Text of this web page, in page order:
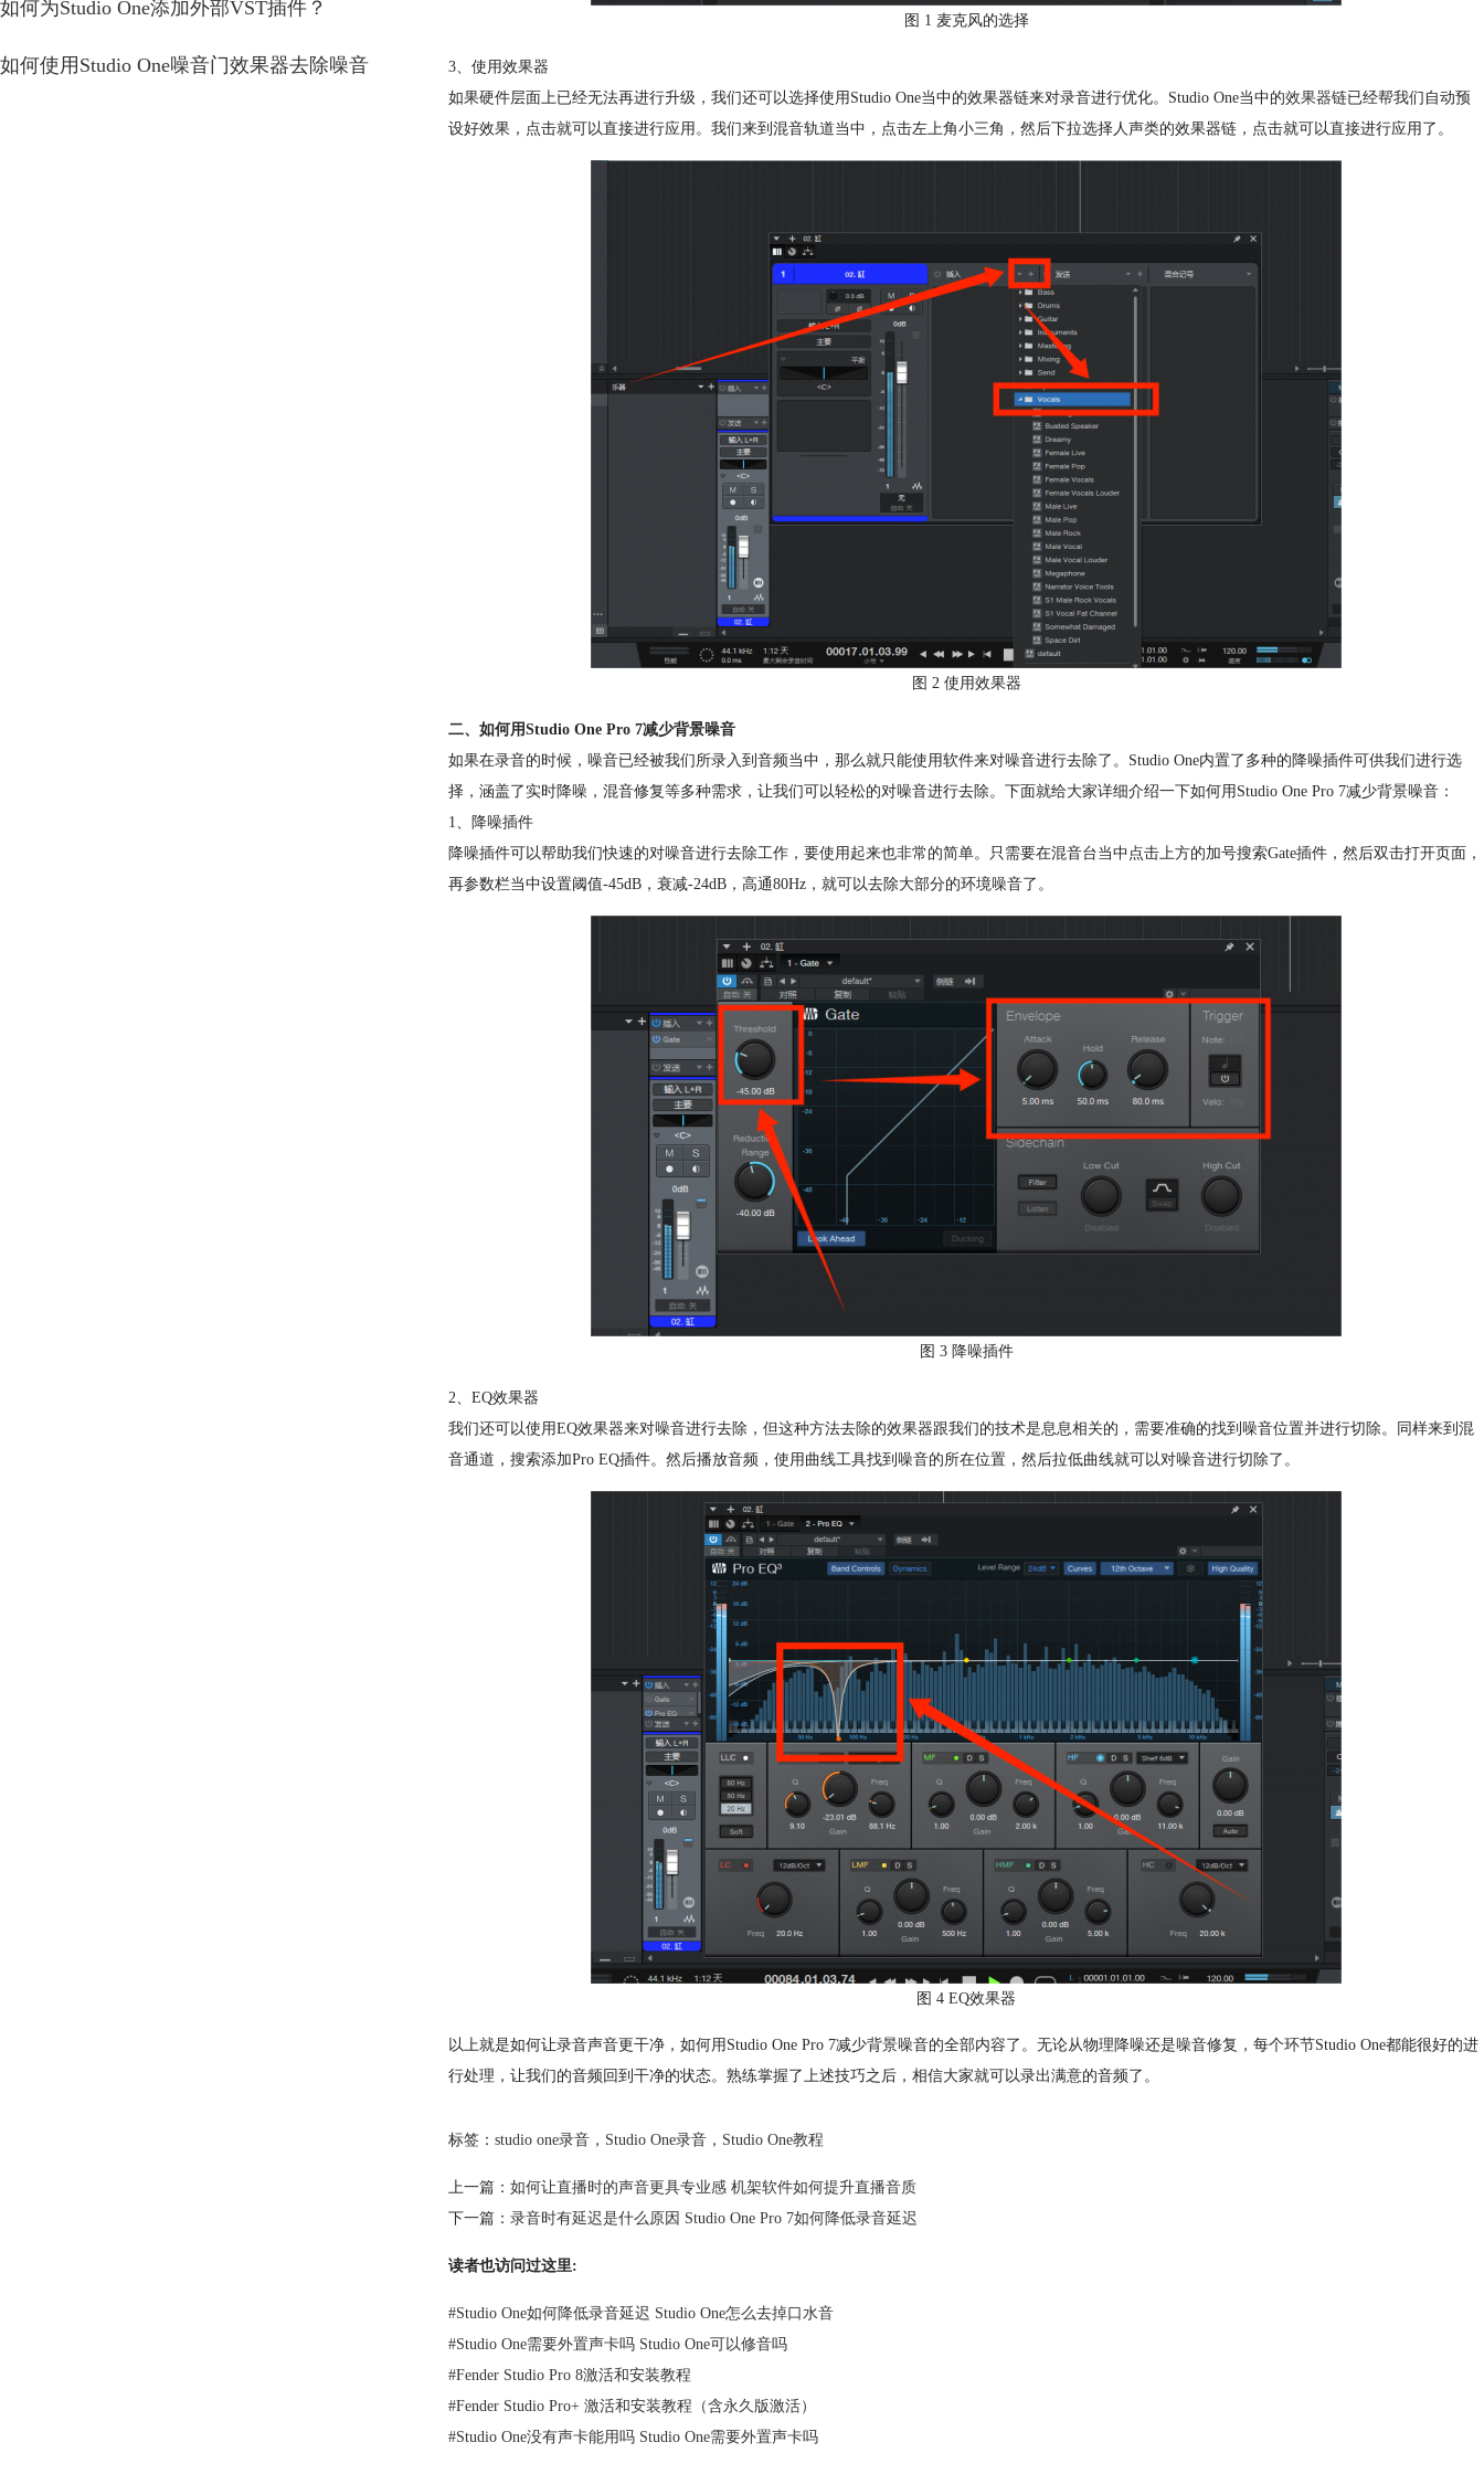
如何为Studio One添加外部VST插件？
如何使用Studio One噪音门效果器去除噪音
图 1 麦克风的选择
3、使用效果器
如果硬件层面上已经无法再进行升级，我们还可以选择使用Studio One当中的效果器链来对录音进行优化。Studio One当中的效果器链已经帮我们自动预
设好效果，点击就可以直接进行应用。我们来到混音轨道当中，点击左上角小三角，然后下拉选择人声类的效果器链，点击就可以直接进行应用了。
图 2 使用效果器
二、如何用Studio One Pro 7减少背景噪音
如果在录音的时候，噪音已经被我们所录入到音频当中，那么就只能使用软件来对噪音进行去除了。Studio One内置了多种的降噪插件可供我们进行选
择，涵盖了实时降噪，混音修复等多种需求，让我们可以轻松的对噪音进行去除。下面就给大家详细介绍一下如何用Studio One Pro 7减少背景噪音：
1、降噪插件
降噪插件可以帮助我们快速的对噪音进行去除工作，要使用起来也非常的简单。只需要在混音台当中点击上方的加号搜索Gate插件，然后双击打开页面，
再参数栏当中设置阈值-45dB，衰减-24dB，高通80Hz，就可以去除大部分的环境噪音了。
图 3 降噪插件
2、EQ效果器
我们还可以使用EQ效果器来对噪音进行去除，但这种方法去除的效果器跟我们的技术是息息相关的，需要准确的找到噪音位置并进行切除。同样来到混
音通道，搜索添加Pro EQ插件。然后播放音频，使用曲线工具找到噪音的所在位置，然后拉低曲线就可以对噪音进行切除了。
图 4 EQ效果器
以上就是如何让录音声音更干净，如何用Studio One Pro 7减少背景噪音的全部内容了。无论从物理降噪还是噪音修复，每个环节Studio One都能很好的进
行处理，让我们的音频回到干净的状态。熟练掌握了上述技巧之后，相信大家就可以录出满意的音频了。
标签： studio one录音 ， Studio One录音 ， Studio One教程
上一篇： 如何让直播时的声音更具专业感 机架软件如何提升直播音质
下一篇： 录音时有延迟是什么原因 Studio One Pro 7如何降低录音延迟
读者也访问过这里:
#Studio One如何降低录音延迟 Studio One怎么去掉口水音
#Studio One需要外置声卡吗 Studio One可以修音吗
#Fender Studio Pro 8激活和安装教程
#Fender Studio Pro+ 激活和安装教程（含永久版激活）
#Studio One没有声卡能用吗 Studio One需要外置声卡吗